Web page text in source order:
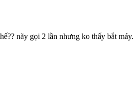
nãy gọi 2 lần nhưng ko thấy bắt máy.